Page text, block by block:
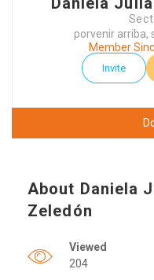
porvenir arriba,
Member
Invite
About Daniela
Zeledón
Viewed
204